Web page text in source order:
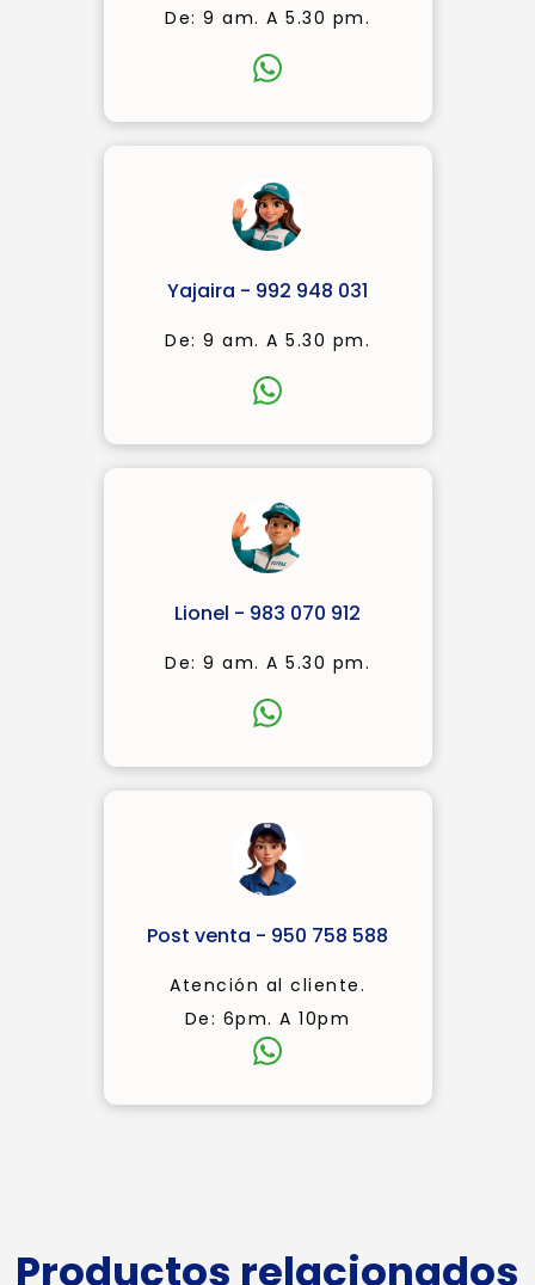
De: 9 am. A 5.30 pm.
Yajaira - 992 948 031
De: 9 am. A 5.30 pm.
Lionel - 983 070 912
De: 9 am. A 5.30 pm.
Post venta - 950 758 588
Atención al cliente.
De: 6pm. A 10pm
Productos relacionados